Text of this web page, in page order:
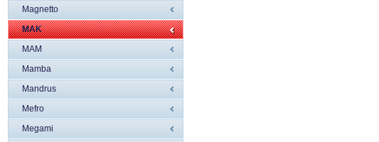
Magnetto
MAK
MAM
Mamba
Mandrus
Mefro
Megami